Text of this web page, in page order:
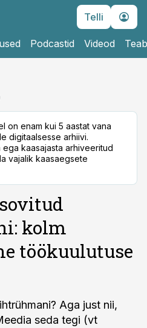
Telli
Podcastid Videod
on enam kui 5 aastat vana
digitaalsesse arhiivi.
kaasajasta arhiveeritud
vajalik kaasaegsete
kolm
töökuulutuse
Aga just nii,
seda tegi (vt